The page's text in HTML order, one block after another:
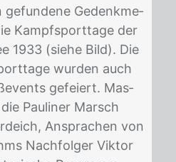
ge­fun­de­ne Ge­denk­me­
Kampf­sport­ta­ge der
1933 (sie­he Bild). Die
wur­den auch
ge­fei­ert. Mas­
Pau­li­ner Marsch
An­spra­chen von
Nach­fol­ger Vik­tor